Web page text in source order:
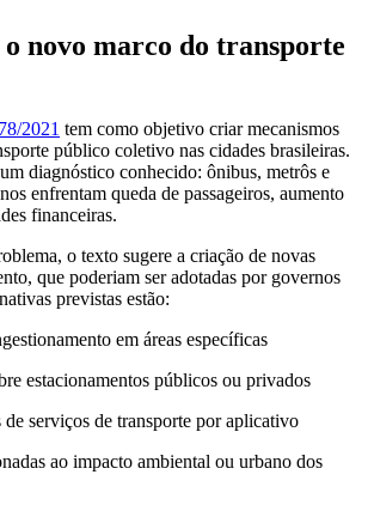
novo marco do transporte
2021 tem como objetivo criar mecanismos
público coletivo nas cidades brasileiras.
diagnóstico conhecido: ônibus, metrôs e
enfrentam queda de passageiros, aumento
financeiras.
o texto sugere a criação de novas
que poderiam ser adotadas por governos
previstas estão:
em áreas específicas
estacionamentos públicos ou privados
serviços de transporte por aplicativo
ao impacto ambiental ou urbano dos